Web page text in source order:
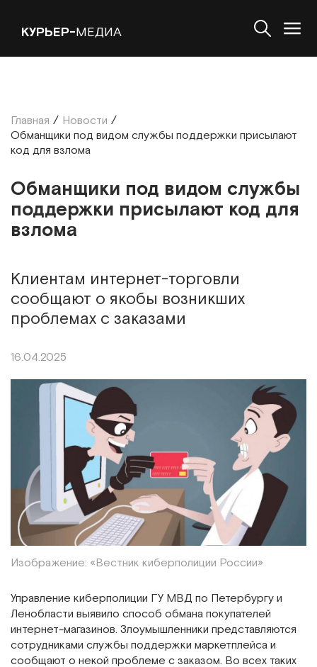
КУРЬЕР-МЕДИА
Главная / Новости /
Обманщики под видом службы поддержки присылают
код для взлома
Обманщики под видом службы
поддержки присылают код для
взлома
Клиентам интернет-торговли
сообщают о якобы возникших
проблемах с заказами
16.04.2025
Изображение: «Вестник киберполиции России»
Управление киберполиции ГУ МВД по Петербургу и
Ленобласти выявило способ обмана покупателей
интернет-магазинов. Злоумышленники представляются
сотрудниками службы поддержки маркетплейса и
сообщают о некой проблеме с заказом. Во всех таких